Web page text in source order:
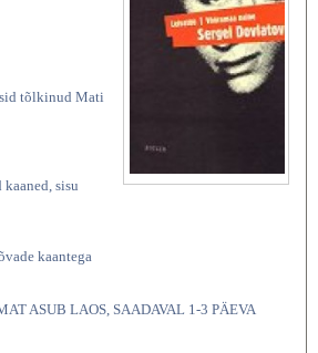
tõlkinud Mati
sisu
kaantega
ASUB LAOS, SAADAVAL 1-3 PÄEVA